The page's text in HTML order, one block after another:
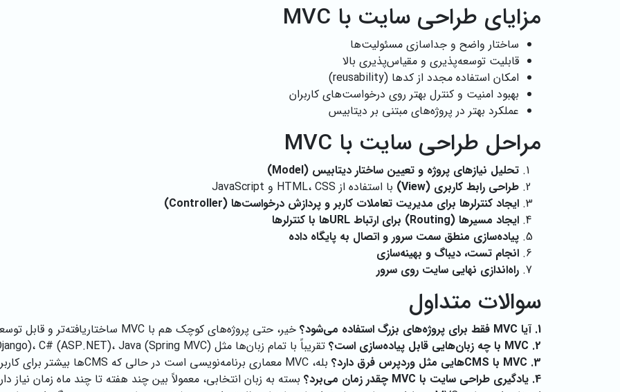
مزایای طراحی سایت با MVC
ساختار واضح و جداسازی مسئولیت‌ها
قابلیت توسعه‌پذیری و مقیاس‌پذیری بالا
امکان استفاده مجدد از کدها (reusability)
بهبود امنیت و کنترل بهتر روی درخواست‌های کاربران
عملکرد بهتر در پروژه‌های مبتنی بر دیتابیس
مراحل طراحی سایت با MVC
تحلیل نیازهای پروژه و تعیین ساختار دیتابیس (Model)
طراحی رابط کاربری (View)
با استفاده از HTML، CSS و JavaScript
ایجاد کنترلرها برای مدیریت تعاملات کاربر و پردازش درخواست‌ها (Controller)
ایجاد مسیرها (Routing) برای ارتباط URLها با کنترلرها
پیاده‌سازی منطق سمت سرور و اتصال به پایگاه داده
انجام تست، دیباگ و بهینه‌سازی
راه‌اندازی نهایی سایت روی سرور
سوالات متداول
1. آیا MVC فقط برای پروژه‌های بزرگ استفاده می‌شود؟
خیر، حتی پروژه‌های کوچک هم با MVC ساختاریافته‌تر و قابل توسعه‌تر می‌شوند.
2. MVC با چه زبان‌هایی قابل پیاده‌سازی است؟
تقریباً با تمام زبان‌ها مثل PHP (Laravel)، Python (Django)، C# (ASP.NET)، Java (Spring MVC) و غیره.
3. MVC با CMSهایی مثل وردپرس فرق دارد؟
بله، MVC معماری برنامه‌نویسی است در حالی که CMSها بیشتر برای کاربران غیر فنی طراحی شده‌اند.
4. یادگیری طراحی سایت با MVC چقدر زمان می‌برد؟
بسته به زبان انتخابی، معمولاً بین چند هفته تا چند ماه زمان نیاز